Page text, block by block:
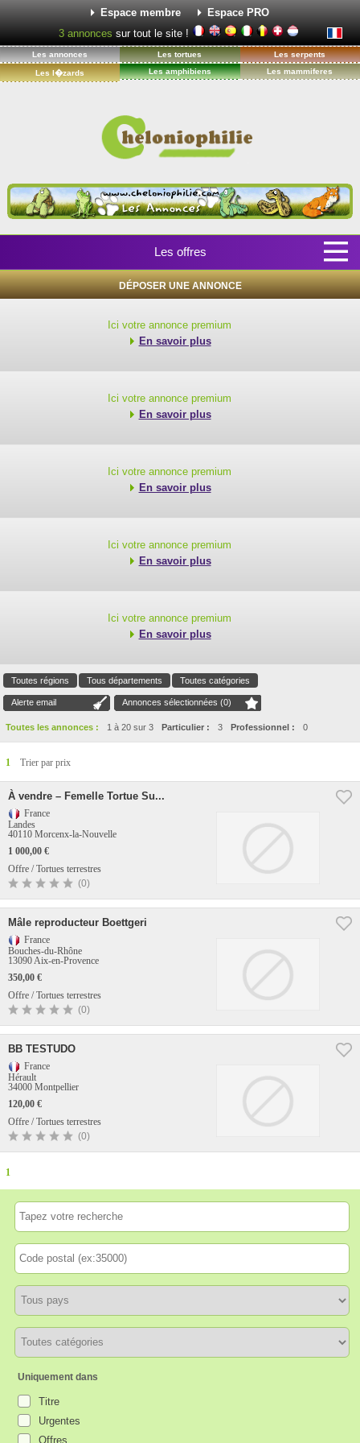
Espace membre
Espace PRO
3 annonces sur tout le site !
Les annonces Les tortues Les serpents
Les l�zards Les amphibiens Les mammiferes
Les offres
DÉPOSER UNE ANNONCE
Ici votre annonce premium
En savoir plus
Ici votre annonce premium
En savoir plus
Ici votre annonce premium
En savoir plus
Ici votre annonce premium
En savoir plus
Ici votre annonce premium
En savoir plus
Toutes régions Tous départements Toutes catégories
Alerte email Annonces sélectionnées (0)
Toutes les annonces : 1 à 20 sur 3 Particulier : 3 Professionnel : 0
1 Trier par prix
À vendre – Femelle Tortue Su...
France
Landes
40110 Morcenx-la-Nouvelle
1 000,00 €
Offre / Tortues terrestres
(0)
Mâle reproducteur Boettgeri
France
Bouches-du-Rhône
13090 Aix-en-Provence
350,00 €
Offre / Tortues terrestres
(0)
BB TESTUDO
France
Hérault
34000 Montpellier
120,00 €
Offre / Tortues terrestres
(0)
1
Uniquement dans
Titre
Urgentes
Offres